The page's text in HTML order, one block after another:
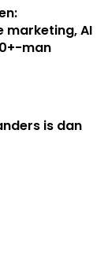
marketing, AI
man
is dan